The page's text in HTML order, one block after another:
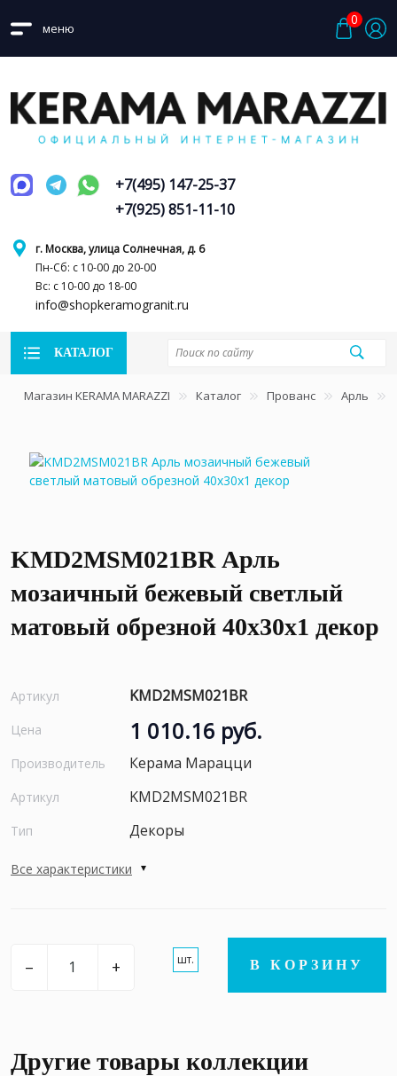
меню
0
г. Москва, улица Солнечная, д. 6
Пн-Сб: с 10-00 до 20-00
Вс: с 10-00 до 18-00
info@shopkeramogranit.ru
+7(495) 147-25-37
+7(925) 851-11-10
КАТАЛОГ
Магазин KERAMA MARAZZI Каталог Прованс Арль
KMD2MSM021BR Арль
мозаичный бежевый светлый
матовый обрезной 40x30x1 декор
Артикул KMD2MSM021BR
Цена 1 010.16 руб.
Производитель Керама Марацци
Артикул KMD2MSM021BR
Тип Декоры
Все характеристики
– + шт. В КОРЗИНУ
Другие товары коллекции